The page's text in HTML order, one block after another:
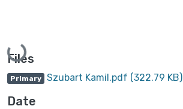
Loading...
Files
Primary Szubart Kamil.pdf (322.79 KB)
Date